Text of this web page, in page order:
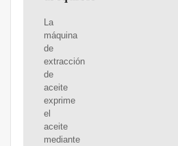
La
máquina
de
extracción
de
aceite
exprime
el
aceite
mediante